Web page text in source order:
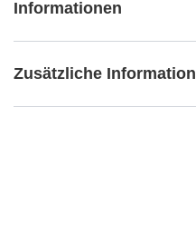
Informationen
Zusätzliche Information